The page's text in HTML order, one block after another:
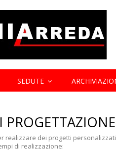
sit amet
consectetur adipisicing elit, sed
enim ad minim veniam, quis
SEDUTE
realizzare dei progetti personalizzati
di realizzazione: